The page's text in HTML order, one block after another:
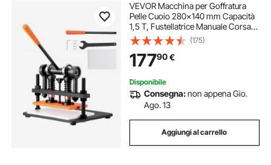
VEVOR Macchina per Goffratura
Pelle Cuoio 280x140 mm Capacità
1,5 T, Fustellatrice Manuale Corsa
Regolabile 12 mm Perforatrice
Goffratura Manuale per Pelle Carta
Espanso Plastica Gomma Vari
Materiali
(175)
17790€
Disponibile
Consegna:non appena Gio.
Ago. 13
Aggiungi al carrello